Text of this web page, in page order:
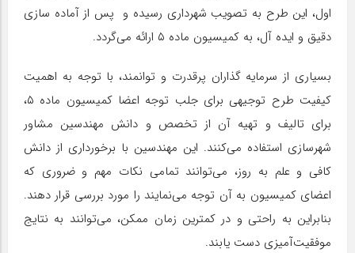
اول، این طرح به تصویب شهرداری رسیده و پس از آماده سازی
دقیق و ایده آل، به کمیسیون ماده ۵ ارائه می‌گردد.
بسیاری از سرمایه گذاران پرقدرت و توانمند، با توجه به اهمیت
کیفیت طرح توجیهی برای جلب توجه اعضا کمیسیون ماده ۵،
برای تالیف و تهیه آن از تخصص و دانش مهندسین مشاور
شهرسازی استفاده می‌کنند. این مهندسین با برخورداری از دانش
کافی و علم به روز، می‌توانند تمامی نکات مهم و ضروری که
اعضای کمیسیون به آن توجه می‌نمایند را مورد بررسی قرار دهند.
بنابراین به راحتی و در کمترین زمان ممکن، می‌توانند به نتایج
موفقیت‌آمیزی دست یابند.